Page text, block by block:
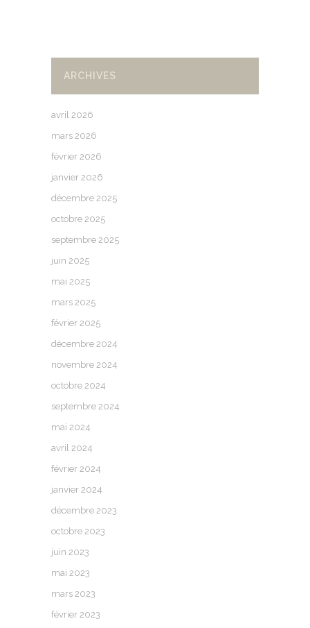
ARCHIVES
avril 2026
mars 2026
février 2026
janvier 2026
décembre 2025
octobre 2025
septembre 2025
juin 2025
mai 2025
mars 2025
février 2025
décembre 2024
novembre 2024
octobre 2024
septembre 2024
mai 2024
avril 2024
février 2024
janvier 2024
décembre 2023
octobre 2023
juin 2023
mai 2023
mars 2023
février 2023